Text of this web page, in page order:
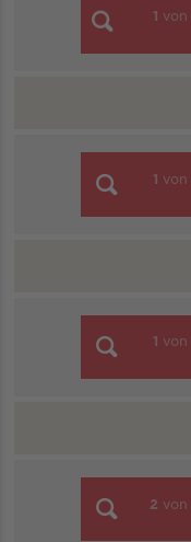
1 von
1 von
1 von
2 von